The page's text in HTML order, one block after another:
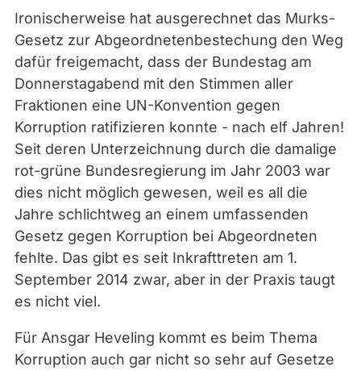
Ironischerweise hat ausgerechnet das Murks-
Gesetz zur Abgeordnetenbestechung den Weg
dafür freigemacht, dass der Bundestag am
Donnerstagabend mit den Stimmen aller
Fraktionen eine UN-Konvention gegen
Korruption ratifizieren konnte - nach elf Jahren!
Seit deren Unterzeichnung durch die damalige
rot-grüne Bundesregierung im Jahr 2003 war
dies nicht möglich gewesen, weil es all die
Jahre schlichtweg an einem umfassenden
Gesetz gegen Korruption bei Abgeordneten
fehlte. Das gibt es seit Inkrafttreten am 1.
September 2014 zwar, aber in der Praxis taugt
es nicht viel.
Für Ansgar Heveling kommt es beim Thema
Korruption auch gar nicht so sehr auf Gesetze